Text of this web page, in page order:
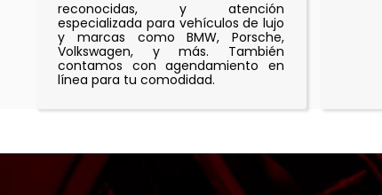
reconocidas, y atención
especializada para vehículos de lujo
y marcas como BMW, Porsche,
Volkswagen, y más. También
contamos con agendamiento en
línea para tu comodidad.